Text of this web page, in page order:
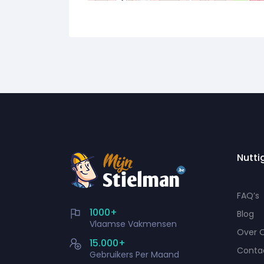
1000+
Vlaamse Vakmensen
15.000+
Gebruikers Per Maand
FAQ’s
Blog
Over